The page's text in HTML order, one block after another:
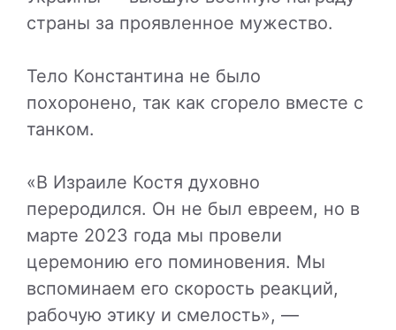
страны за проявленное мужество.
Тело Константина не было
похоронено, так как сгорело вместе с
танком.
«В Израиле Костя духовно
переродился. Он не был евреем, но в
марте 2023 года мы провели
церемонию его поминовения. Мы
вспоминаем его скорость реакций,
рабочую этику и смелость», —